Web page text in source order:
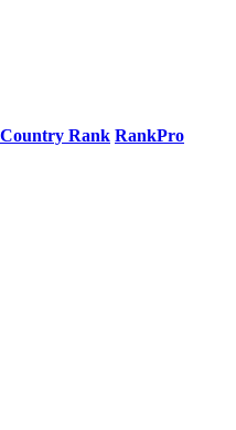
Rank RankPro